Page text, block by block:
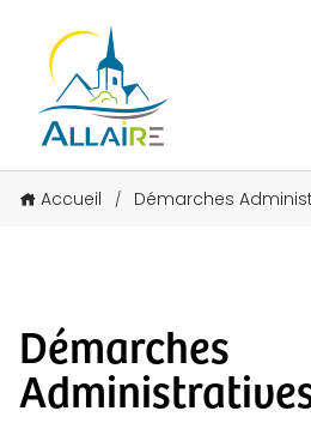
Accueil / Démarches
Démarches